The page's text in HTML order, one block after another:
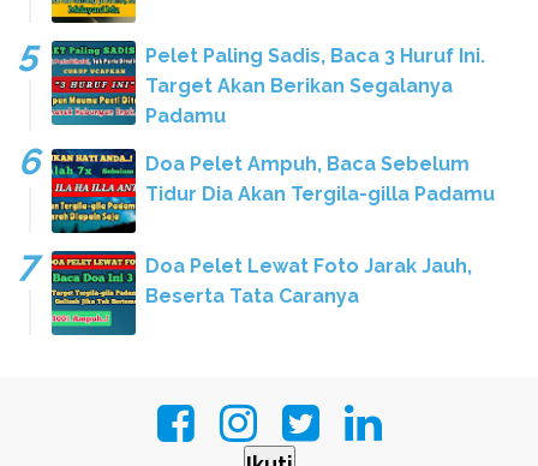
Pelet Paling Sadis, Baca 3 Huruf Ini.
Target Akan Berikan Segalanya
Padamu
Doa Pelet Ampuh, Baca Sebelum
Tidur Dia Akan Tergila-gilla Padamu
Doa Pelet Lewat Foto Jarak Jauh,
Beserta Tata Caranya